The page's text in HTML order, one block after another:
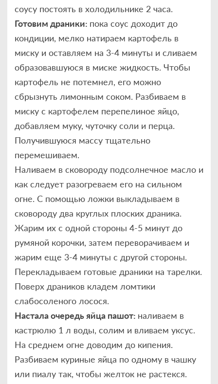
соусу постоять в холодильнике 2 часа.
Готовим драники: пока соус доходит до
кондиции, мелко натираем картофель в
миску и оставляем на 3-4 минуты и сливаем
образовавшуюся в миске жидкость. Чтобы
картофель не потемнел, его можно
сбрызнуть лимонным соком. Разбиваем в
миску с картофелем перепелиное яйцо,
добавляем муку, чуточку соли и перца.
Получившуюся массу тщательно
перемешиваем.
Наливаем в сковороду подсолнечное масло и
как следует разогреваем его на сильном
огне. С помощью ложки выкладываем в
сковороду два круглых плоских драника.
Жарим их с одной стороны 4-5 минут до
румяной корочки, затем переворачиваем и
жарим еще 3-4 минуты с другой стороны.
Перекладываем готовые драники на тарелки.
Поверх драников кладем ломтики
слабосоленого лосося.
Настала очередь яйца пашот: наливаем в
кастрюлю 1 л воды, солим и вливаем уксус.
На среднем огне доводим до кипения.
Разбиваем куриные яйца по одному в чашку
или пиалу так, чтобы желток не растекся.